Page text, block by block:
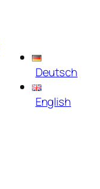
Deutsch
English